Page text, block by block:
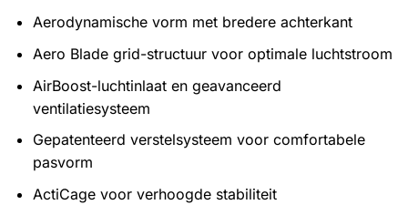
Aerodynamische vorm met bredere achterkant
Aero Blade grid-structuur voor optimale luchtstroom
AirBoost-luchtinlaat en geavanceerd
ventilatiesysteem
Gepatenteerd verstelsysteem voor comfortabele
pasvorm
ActiCage voor verhoogde stabiliteit